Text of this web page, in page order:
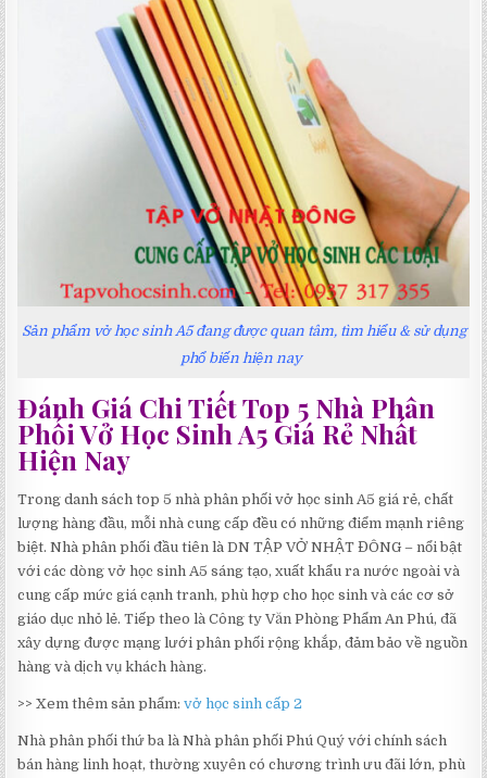
Sản phẩm vở học sinh A5 đang được quan tâm, tìm hiểu & sử dụng
phổ biến hiện nay
Đánh Giá Chi Tiết Top 5 Nhà Phân
Phối Vở Học Sinh A5 Giá Rẻ Nhất
Hiện Nay
Trong danh sách top 5 nhà phân phối vở học sinh A5 giá rẻ, chất
lượng hàng đầu, mỗi nhà cung cấp đều có những điểm mạnh riêng
biệt. Nhà phân phối đầu tiên là DN TẬP VỞ NHẬT ĐÔNG – nổi bật
với các dòng vở học sinh A5 sáng tạo, xuất khẩu ra nước ngoài và
cung cấp mức giá cạnh tranh, phù hợp cho học sinh và các cơ sở
giáo dục nhỏ lẻ. Tiếp theo là Công ty Văn Phòng Phẩm An Phú, đã
xây dựng được mạng lưới phân phối rộng khắp, đảm bảo về nguồn
hàng và dịch vụ khách hàng.
>> Xem thêm sản phẩm:vở học sinh cấp 2
Nhà phân phối thứ ba là Nhà phân phối Phú Quý với chính sách
bán hàng linh hoạt, thường xuyên có chương trình ưu đãi lớn, phù